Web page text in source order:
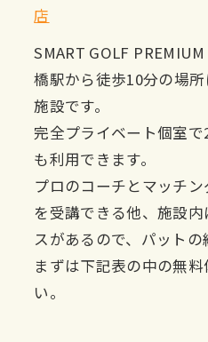
店
SMART GOLF
橋駅から徒歩10分の場
施設です。
完全プライベート個室
も利用できます。
プロのコーチとマッチ
を受講できる他、施設
スがあるので、パットの
まずは下記表の中の無
い。